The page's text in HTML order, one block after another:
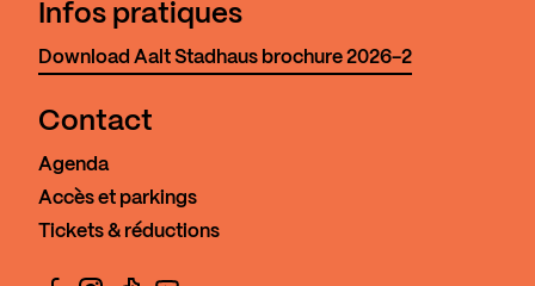
Infos pratiques
Download Aalt Stadhaus brochure 2026-2
Contact
Agenda
Accès et parkings
Tickets & réductions